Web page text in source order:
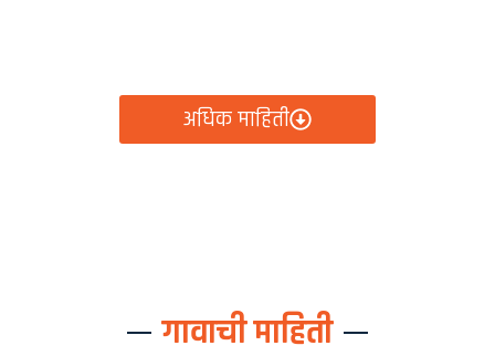
अधिक माहिती
गावाची माहिती